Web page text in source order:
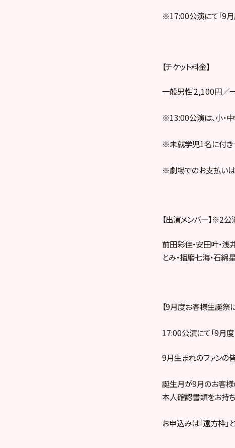
※17:00公演にて「9月
【チケット料金】
一般男性 2,100円／
※13:00公演は、小・
※未就学児1名に付き
※劇場でのお支払いは
【出演メンバー】※2
前田彩佳・安田叶・浅
とみ・播磨七海・石綿
【9月度お客様生誕祭
17:00公演にて「9月度
9月生まれのファンの
誕生月が9月のお客様
本人確認書類をお持ち
お申込みは「遠方枠」